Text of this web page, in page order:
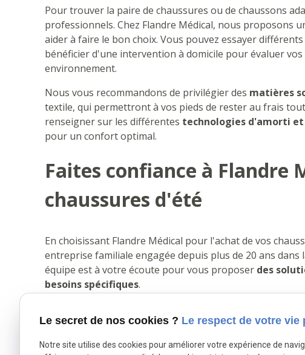
Pour trouver la paire de chaussures ou de chaussons
professionnels. Chez Flandre Médical, nous proposons
aider à faire le bon choix. Vous pouvez essayer
bénéficier d'une intervention à domicile pour évaluer
environnement.
Nous vous recommandons de privilégier des matières
textile, qui permettront à vos pieds de rester au frais
renseigner sur les différentes technologies d'amorti
pour un confort optimal.
Faites confiance à Flandre
chaussures d'été
En choisissant Flandre Médical pour l'achat de vos
entreprise familiale engagée depuis plus de 20 ans
équipe est à votre écoute pour vous proposer des
besoins spécifiques.
Nous mettons un point d'honneur à vous offrir un
produits en magasin, de bénéficier de conseils
nécessaire. N'attendez plus pour découvrir notre
et profitez en toute sérénité de la belle saison !
Le secret de nos cookies ? Le respect de votre vie
Notre site utilise des cookies pour améliorer votre expérience de